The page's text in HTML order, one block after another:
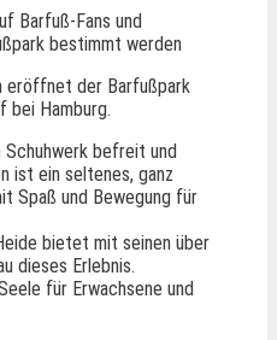
Barfuß-Fans und
bestimmt werden
eröffnet der Barfußpark
bei Hamburg.
Schuhwerk befreit und
ist ein seltenes, ganz
Spaß und Bewegung für
bietet mit seinen über
dieses Erlebnis.
für Erwachsene und